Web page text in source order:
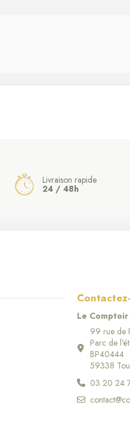
Livraison rapide
24 / 48h
Le
99 rue de
Parc de
BP40444
59338
03 20 24